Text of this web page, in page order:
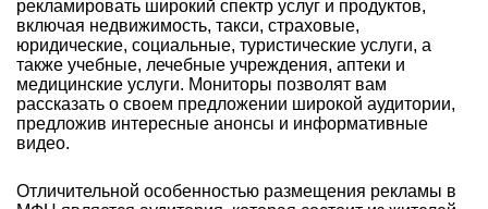
рекламировать широкий спектр услуг и продуктов,
включая недвижимость, такси, страховые,
юридические, социальные, туристические услуги, а
также учебные, лечебные учреждения, аптеки и
медицинские услуги. Мониторы позволят вам
рассказать о своем предложении широкой аудитории,
предложив интересные анонсы и информативные
видео.
Отличительной особенностью размещения рекламы в